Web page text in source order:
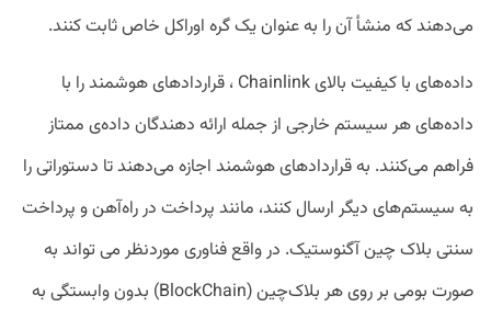
می‌دهند که منشأ آن را به عنوان یک گره اوراکل خاص ثابت کنند.
داده‌های با کیفیت بالای Chainlink ، قراردادهای هوشمند را با
داده‌های هر سیستم خارجی از جمله ارائه دهندگان داده‌ی ممتاز
فراهم می‌کنند. به قراردادهای هوشمند اجازه می‌دهند تا دستوراتی را
به سیستم‌های دیگر ارسال کنند، مانند پرداخت در راه‌آهن و پرداخت
سنتی بلاک چین آگنوستیک. در واقع فناوری موردنظر می تواند به
صورت بومی بر روی هر بلاک‌چین (BlockChain) بدون وابستگی به